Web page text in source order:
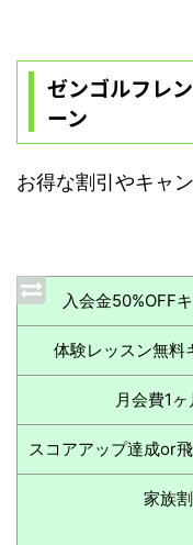
ゼンゴルフレ
ーン
お得な割引やキャ
入会金50%OFF
体験レッスン無料
月会費1
スコアアップ達成or
家族割